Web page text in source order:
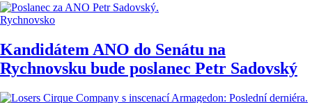
Rychnovsko
Kandidátem ANO do Senátu na
Rychnovsku bude poslanec Petr Sadovský